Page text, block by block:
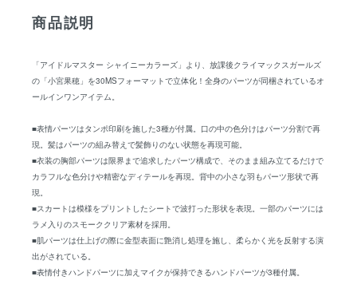
商品説明
「アイドルマスター シャイニーカラーズ」より、放課後クライマックスガールズ
の「小宮果穂」を30MSフォーマットで立体化！全身のパーツが同梱されているオ
ールインワンアイテム。
■表情パーツはタンポ印刷を施した3種が付属。口の中の色分けはパーツ分割で再
現。髪はパーツの組み替えで髪飾りのない状態を再現可能。
■衣装の胸部パーツは限界まで追求したパーツ構成で、そのまま組み立てるだけで
カラフルな色分けや精密なディテールを再現。背中の小さな羽もパーツ形状で再
現。
■スカートは模様をプリントしたシートで波打った形状を表現。一部のパーツには
ラメ入りのスモーククリア素材を採用。
■肌パーツは仕上げの際に金型表面に艶消し処理を施し、柔らかく光を反射する演
出がされている。
■表情付きハンドパーツに加えマイクが保持できるハンドパーツが3種付属。